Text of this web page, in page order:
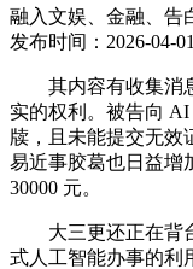
融入文娱、金融、告
发布时间：2026-04-
其内容有收集消息
实的权利。被告向
牍，且未能提交无效
易近事胶葛也日益增
30000 元。
大三更还正在背台
式人工智能办事的利